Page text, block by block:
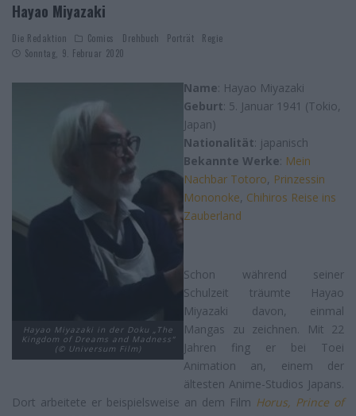
Hayao Miyazaki
Die Redaktion Comics Drehbuch Porträt
Regie
Sonntag, 9. Februar 2020
Hayao Miyazaki in der Doku „The
Kingdom of Dreams and Madness“
(© Universum Film)
Name: Hayao Miyazaki
Geburt: 5. Januar 1941 (Tokio,
Japan)
Nationalität: japanisch
Bekannte Werke: Mein
Nachbar Totoro, Prinzessin
Mononoke, Chihiros Reise ins
Zauberland
Schon während seiner
Schulzeit träumte Hayao
Miyazaki davon, einmal
Mangas zu zeichnen. Mit 22
Jahren fing er bei Toei
Animation an, einem der
ältesten Anime-Studios Japans.
Dort arbeitete er beispielsweise an dem Film Horus, Prince of